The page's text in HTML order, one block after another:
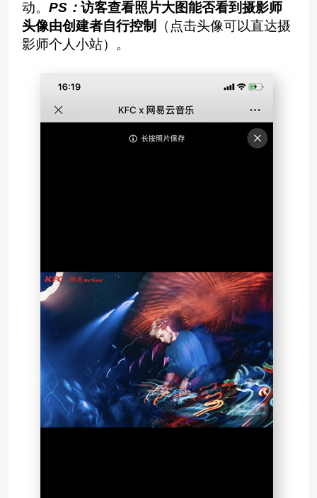
动。PS：访客查看照片大图能否看到摄影师
头像由创建者自行控制
（点击头像可以直达摄
影师个人小站）。